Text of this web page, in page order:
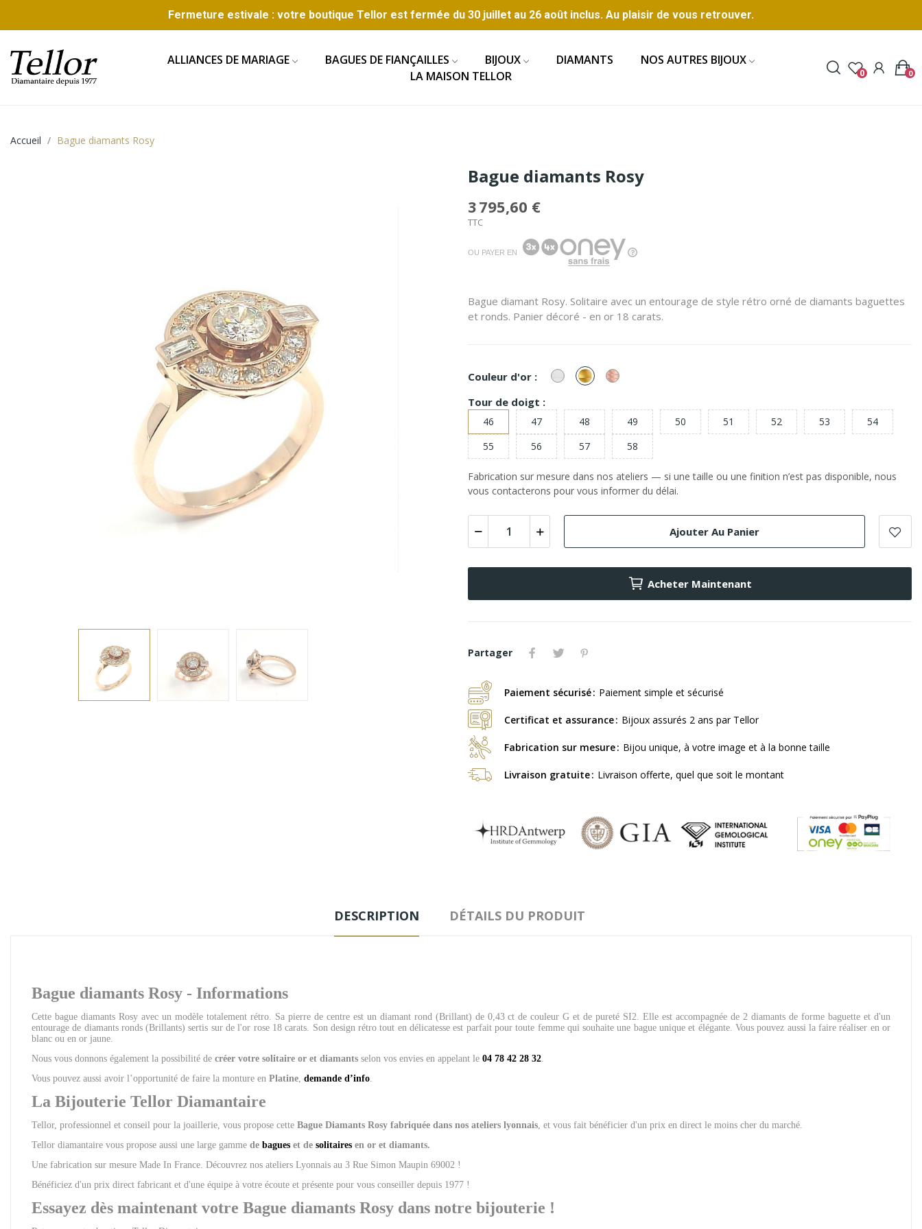
Fermeture estivale : votre boutique Tellor est fermée du 30 juillet au 26 août inclus. Au plaisir de vous retrouver.
ALLIANCES DE MARIAGE BAGUES DE FIANÇAILLES BIJOUX DIAMANTS
NOS AUTRES BIJOUX
LA MAISON TELLOR
0 0
Accueil Bague diamants Rosy
Bague diamants Rosy
3 795,60 €
TTC
OU PAYER EN
Bague diamant Rosy. Solitaire avec un entourage de style rétro orné de diamants baguettes
et ronds. Panier décoré - en or 18 carats.
Couleur d'or : or
Blanc
or
Jaune
or
Rose
Tour de doigt :
46 47 48 49 50 51 52 53
54
55
56 57 58
Fabrication sur mesure dans nos ateliers — si une taille ou une finition n’est pas disponible, nous
vous contacterons pour vous informer du délai.
Ajouter Au Panier
Acheter Maintenant
Partager
Paiement sécurisé Paiement simple et sécurisé
Certificat et assurance Bijoux assurés 2 ans par Tellor
Fabrication sur mesure Bijou unique, à votre image et à la bonne taille
Livraison gratuite Livraison offerte, quel que soit le montant
DESCRIPTION DÉTAILS DU PRODUIT
Bague diamants Rosy - Informations
Cette bague diamants Rosy avec un modèle totalement rétro. Sa pierre de centre est un diamant rond (Brillant) de 0,43 ct de couleur G et de pureté SI2. Elle est accompagnée de 2 diamants de forme baguette et d'un
entourage de diamants ronds (Brillants) sertis sur de l'or rose 18 carats. Son design rétro tout en délicatesse est parfait pour toute femme qui souhaite une bague unique et élégante. Vous pouvez aussi la faire réaliser en or
blanc ou en or jaune.
Nous vous donnons également la possibilité de créer votre solitaire or et diamants selon vos envies en appelant le 04 78 42 28 32
Vous pouvez aussi avoir l’opportunité de faire la monture en Platine demande d’info
La Bijouterie Tellor Diamantaire
Tellor, professionnel et conseil pour la joaillerie, vous propose cette Bague Diamants Rosy fabriquée dans nos ateliers lyonnais, et vous fait bénéficier d'un prix en direct le moins cher du marché.
Tellor diamantaire vous propose aussi une large gamme de bagues et de solitaires en or et diamants.
Une fabrication sur mesure Made In France. Découvrez nos ateliers Lyonnais au 3 Rue Simon Maupin 69002 !
Bénéficiez d'un prix direct fabricant et d'une équipe à votre écoute et présente pour vous conseiller depuis 1977 !
Essayez dès maintenant votre Bague diamants Rosy dans notre bijouterie !